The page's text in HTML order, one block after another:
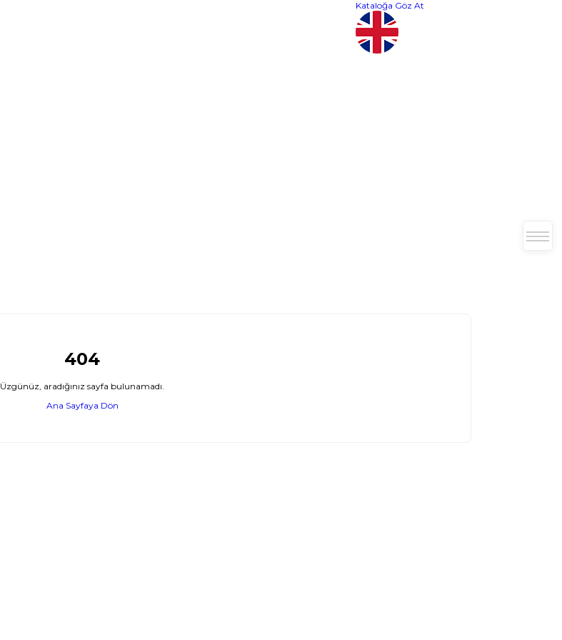
Kataloğa Göz At
404
Üzgünüz, aradığınız sayfa bulunamadı.
Ana Sayfaya Dön